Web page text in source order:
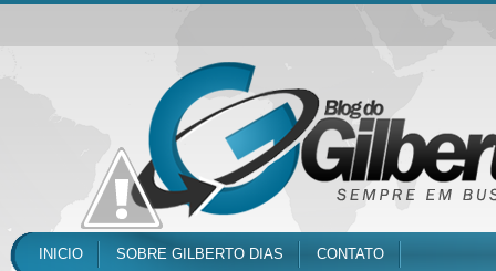
INICIO SOBRE GILBERTO DIAS CONTATO